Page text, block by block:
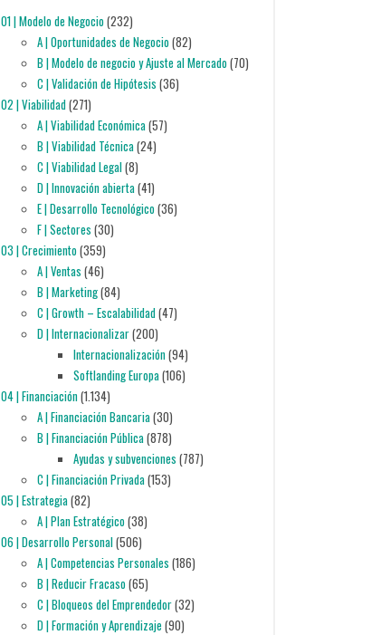
01 | Modelo de Negocio(232)
A | Oportunidades de Negocio(82)
B | Modelo de negocio y Ajuste al Mercado(70)
C | Validación de Hipótesis (36)
02 | Viabilidad(271)
A | Viabilidad Económica(57)
B | Viabilidad Técnica(24)
C | Viabilidad Legal(8)
D | Innovación abierta(41)
E | Desarrollo Tecnológico(36)
F | Sectores (30)
03 | Crecimiento(359)
A | Ventas (46)
B | Marketing(84)
C | Growth – Escalabilidad(47)
D | Internacionalizar(200)
Internacionalización(94)
Softlanding Europa(106)
04 | Financiación(1.134)
A | Financiación Bancaria(30)
B | Financiación Pública(878)
Ayudas y subvenciones (787)
C | Financiación Privada(153)
05 | Estrategia(82)
A | Plan Estratégico(38)
06 | Desarrollo Personal(506)
A | Competencias Personales (186)
B | Reducir Fracaso(65)
C | Bloqueos del Emprendedor(32)
D | Formación y Aprendizaje (90)